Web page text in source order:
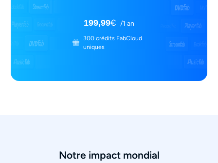
199,99€ /1 an
300 crédits FabCloud
uniques
Notre impact mondial